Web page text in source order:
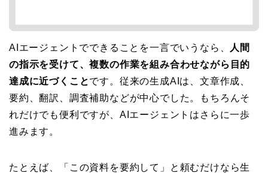
AIエージェントでできることを一言でいうなら、
人間
の指示を受けて、複数の作業を組み合わせながら目的
達成に近づくことです。従来の生成AIは、文章作成、
要約、翻訳、調査補助などが中心でした。もちろんそ
れだけでも便利ですが、AIエージェントはさらに一歩
進みます。
たとえば、「この資料を要約して」と頼むだけなら生